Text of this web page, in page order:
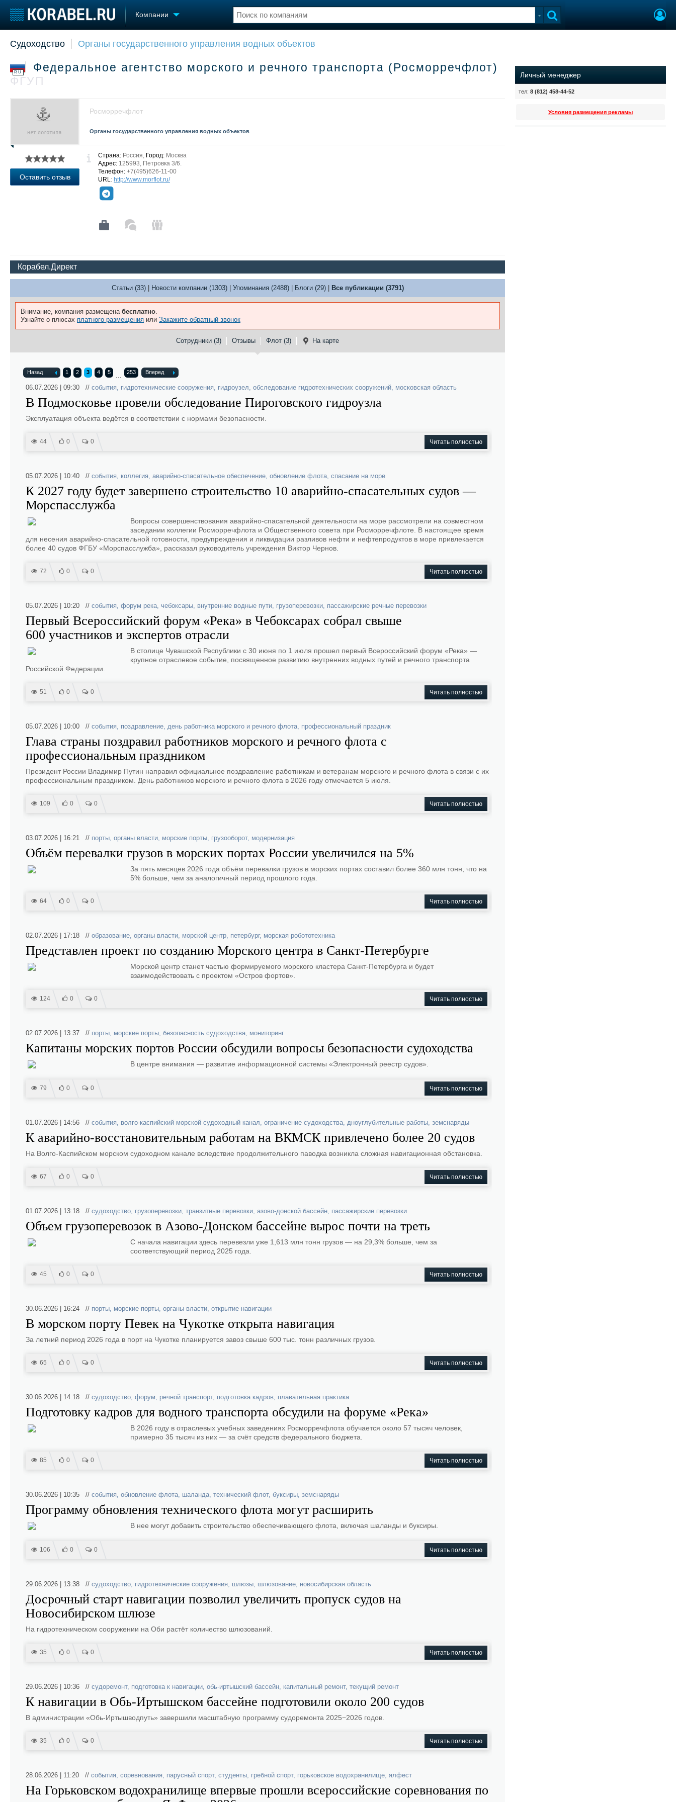
Компании
Судостроение
Новости
Компании
Крюинг
Журнал
Торговая площадка
Продажа флота
Материалы
Конференции
Личности
Флот
Форум
Судоходство Органы государственного управления водных объектов
RU
Федеральное агентство морского и речного транспорта (Росморречфлот)
ФГУП
Росморречфлот
Органы государственного управления водных объектов
Оставить отзыв
Страна: Россия, Город: Москва
Адрес: 125993, Петровка 3/6.
Телефон: +7(495)626-11-00
URL: http://www.morflot.ru/
Корабел.Директ
Статьи (33)| Новости компании (1303)| Упоминания (2488)| Блоги (29)| Все публикации (3791)
Внимание, компания размещена бесплатно.
Узнайте о плюсах платного размещения или Закажите обратный звонок
Сотрудники (3) Отзывы Флот (3) На карте
Назад 1 2 3 4 5 253 Вперед
06.07.2026 | 09:30 // события, гидротехнические сооружения, гидроузел, обследование гидротехнических сооружений, московская область
В Подмосковье провели обследование Пироговского гидроузла
Эксплуатация объекта ведётся в соответствии с нормами безопасности.
44 0 0 Читать полностью
05.07.2026 | 10:40 // события, коллегия, аварийно-спасательное обеспечение, обновление флота, спасание на море
К 2027 году будет завершено строительство 10 аварийно-спасательных судов —
Морспасслужба
Вопросы совершенствования аварийно-спасательной деятельности на море рассмотрели на совместном
заседании коллегии Росморречфлота и Общественного совета при Росморречфлоте. В настоящее время
для несения аварийно-спасательной готовности, предупреждения и ликвидации разливов нефти и нефтепродуктов в море привлекается
более 40 судов ФГБУ «Морспасслужба», рассказал руководитель учреждения Виктор Чернов.
72 0 0 Читать полностью
05.07.2026 | 10:20 // события, форум река, чебоксары, внутренние водные пути, грузоперевозки, пассажирские речные перевозки
Первый Всероссийский форум «Река» в Чебоксарах собрал свыше
600 участников и экспертов отрасли
В столице Чувашской Республики с 30 июня по 1 июля прошел первый Всероссийский форум «Река» —
крупное отраслевое событие, посвященное развитию внутренних водных путей и речного транспорта
Российской Федерации.
51 0 0 Читать полностью
05.07.2026 | 10:00 // события, поздравление, день работника морского и речного флота, профессиональный праздник
Глава страны поздравил работников морского и речного флота с
профессиональным праздником
Президент России Владимир Путин направил официальное поздравление работникам и ветеранам морского и речного флота в связи с их
профессиональным праздником. День работников морского и речного флота в 2026 году отмечается 5 июля.
109 0 0 Читать полностью
03.07.2026 | 16:21 // порты, органы власти, морские порты, грузооборот, модернизация
Объём перевалки грузов в морских портах России увеличился на 5%
За пять месяцев 2026 года объём перевалки грузов в морских портах составил более 360 млн тонн, что на
5% больше, чем за аналогичный период прошлого года.
64 0 0 Читать полностью
02.07.2026 | 17:18 // образование, органы власти, морской центр, петербург, морская робототехника
Представлен проект по созданию Морского центра в Санкт-Петербурге
Морской центр станет частью формируемого морского кластера Санкт-Петербурга и будет
взаимодействовать с проектом «Остров фортов».
124 0 0 Читать полностью
02.07.2026 | 13:37 // порты, морские порты, безопасность судоходства, мониторинг
Капитаны морских портов России обсудили вопросы безопасности судоходства
В центре внимания — развитие информационной системы «Электронный реестр судов».
79 0 0 Читать полностью
01.07.2026 | 14:56 // события, волго-каспийский морской судоходный канал, ограничение судоходства, дноуглубительные работы, земснаряды
К аварийно-восстановительным работам на ВКМСК привлечено более 20 судов
На Волго-Каспийском морском судоходном канале вследствие продолжительного паводка возникла сложная навигационная обстановка.
67 0 0 Читать полностью
01.07.2026 | 13:18 // судоходство, грузоперевозки, транзитные перевозки, азово-донской бассейн, пассажирские перевозки
Объем грузоперевозок в Азово‑Донском бассейне вырос почти на треть
С начала навигации здесь перевезли уже 1,613 млн тонн грузов — на 29,3% больше, чем за
соответствующий период 2025 года.
45 0 0 Читать полностью
30.06.2026 | 16:24 // порты, морские порты, органы власти, открытие навигации
В морском порту Певек на Чукотке открыта навигация
За летний период 2026 года в порт на Чукотке планируется завоз свыше 600 тыс. тонн различных грузов.
65 0 0 Читать полностью
30.06.2026 | 14:18 // судоходство, форум, речной транспорт, подготовка кадров, плавательная практика
Подготовку кадров для водного транспорта обсудили на форуме «Река»
В 2026 году в отраслевых учебных заведениях Росморречфлота обучается около 57 тысяч человек,
примерно 35 тысяч из них — за счёт средств федерального бюджета.
85 0 0 Читать полностью
30.06.2026 | 10:35 // события, обновление флота, шаланда, технический флот, буксиры, земснаряды
Программу обновления технического флота могут расширить
В нее могут добавить строительство обеспечивающего флота, включая шаланды и буксиры.
106 0 0 Читать полностью
29.06.2026 | 13:38 // судоходство, гидротехнические сооружения, шлюзы, шлюзование, новосибирская область
Досрочный старт навигации позволил увеличить пропуск судов на
Новосибирском шлюзе
На гидротехническом сооружении на Оби растёт количество шлюзований.
35 0 0 Читать полностью
29.06.2026 | 10:36 // судоремонт, подготовка к навигации, обь-иртышский бассейн, капитальный ремонт, текущий ремонт
К навигации в Обь-Иртышском бассейне подготовили около 200 судов
В администрации «Обь-Иртышводпуть» завершили масштабную программу судоремонта 2025−2026 годов.
35 0 0 Читать полностью
28.06.2026 | 11:20 // события, соревнования, парусный спорт, студенты, гребной спорт, горьковское водохранилище, ялфест
На Горьковском водохранилище впервые прошли всероссийские соревнования по
Личный менеджер
тел: 8 (812) 458-44-52
Условия размещения рекламы